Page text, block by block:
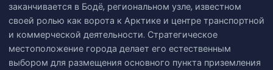
заканчивается в Бодё, региональном узле, известном
своей ролью как ворота к Арктике и центре транспортной
и коммерческой деятельности. Стратегическое
местоположение города делает его естественным
выбором для размещения основного пункта приземления